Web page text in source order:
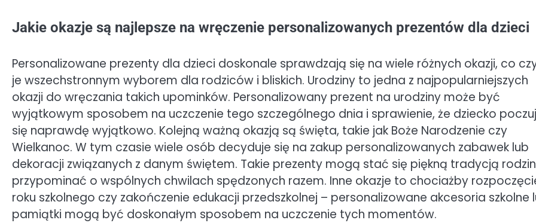
Jakie okazje są najlepsze na wręczenie personalizowanych prezentów dla dzieci
Personalizowane prezenty dla dzieci doskonale sprawdzają się na wiele różnych okazji, co
je wszechstronnym wyborem dla rodziców i bliskich. Urodziny to jedna z najpopularniejszych
okazji do wręczania takich upominków. Personalizowany prezent na urodziny może być
wyjątkowym sposobem na uczczenie tego szczególnego dnia i sprawienie, że dziecko
się naprawdę wyjątkowo. Kolejną ważną okazją są święta, takie jak Boże Narodzenie czy
Wielkanoc. W tym czasie wiele osób decyduje się na zakup personalizowanych zabawek lub
dekoracji związanych z danym świętem. Takie prezenty mogą stać się piękną tradycją
przypominać o wspólnych chwilach spędzonych razem. Inne okazje to chociażby
roku szkolnego czy zakończenie edukacji przedszkolnej – personalizowane akcesoria szkolne
pamiątki mogą być doskonałym sposobem na uczczenie tych momentów.